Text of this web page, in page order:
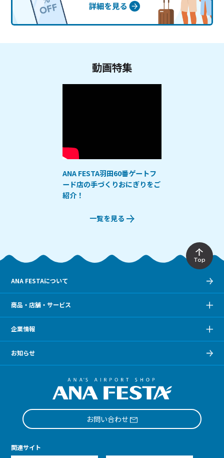
動画特集
ANA FESTA羽田60番ゲートフ
ード店の手づくりおにぎりをご
紹介！
一覧を見る
Top
ANA FESTAについて
商品・店舗・サービス
企業情報
お知らせ
お問い合わせ
関連サイト